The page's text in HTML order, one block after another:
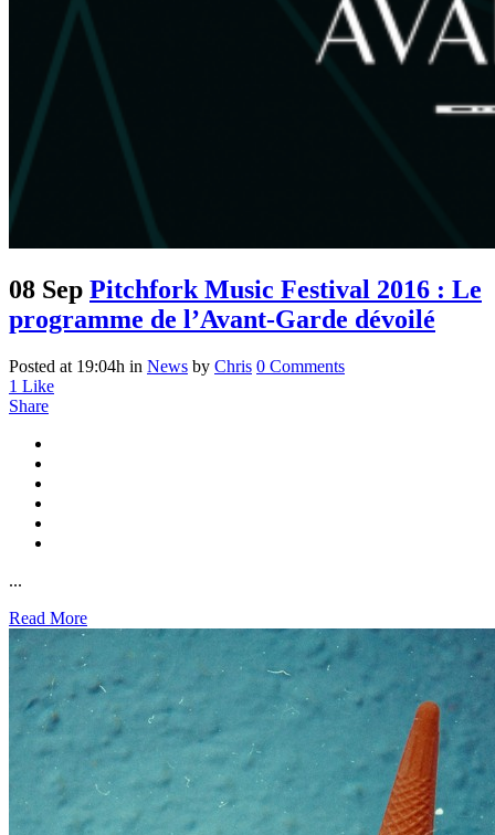
08 Sep Pitchfork Music Festival 2016 : Le
programme de l’Avant-Garde dévoilé
Posted at 19:04h in News by Chris 0 Comments
1 Like
Share
...
Read More